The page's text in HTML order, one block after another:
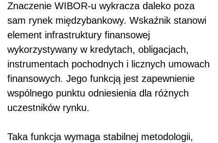
Znaczenie WIBOR-u wykracza daleko poza
sam rynek międzybankowy. Wskaźnik stanowi
element infrastruktury finansowej
wykorzystywany w kredytach, obligacjach,
instrumentach pochodnych i licznych umowach
finansowych. Jego funkcją jest zapewnienie
wspólnego punktu odniesienia dla różnych
uczestników rynku.
Taka funkcja wymaga stabilnej metodologii,